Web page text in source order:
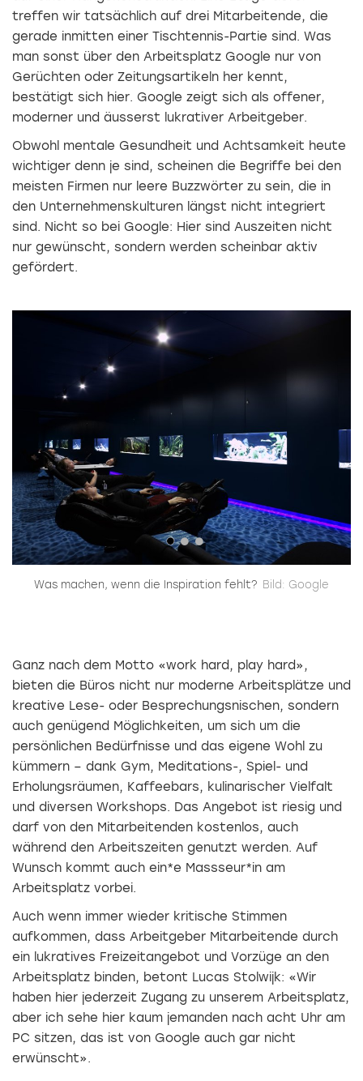
treffen wir tatsächlich auf drei Mitarbeitende, die
gerade inmitten einer Tischtennis-Partie sind. Was
man sonst über den Arbeitsplatz Google nur von
Gerüchten oder Zeitungsartikeln her kennt,
bestätigt sich hier. Google zeigt sich als offener,
moderner und äusserst lukrativer Arbeitgeber.
Obwohl mentale Gesundheit und Achtsamkeit heute
wichtiger denn je sind, scheinen die Begriffe bei den
meisten Firmen nur leere Buzzwörter zu sein, die in
den Unternehmenskulturen längst nicht integriert
sind. Nicht so bei Google: Hier sind Auszeiten nicht
nur gewünscht, sondern werden scheinbar aktiv
gefördert.
Was machen, wenn die Inspiration fehlt? Bild: Google
Ganz nach dem Motto «work hard, play hard»,
bieten die Büros nicht nur moderne Arbeitsplätze und
kreative Lese- oder Besprechungsnischen, sondern
auch genügend Möglichkeiten, um sich um die
persönlichen Bedürfnisse und das eigene Wohl zu
kümmern – dank Gym, Meditations-, Spiel- und
Erholungsräumen, Kaffeebars, kulinarischer Vielfalt
und diversen Workshops. Das Angebot ist riesig und
darf von den Mitarbeitenden kostenlos, auch
während den Arbeitszeiten genutzt werden. Auf
Wunsch kommt auch ein*e Massseur*in am
Arbeitsplatz vorbei.
Auch wenn immer wieder kritische Stimmen
aufkommen, dass Arbeitgeber Mitarbeitende durch
ein lukratives Freizeitangebot und Vorzüge an den
Arbeitsplatz binden, betont Lucas Stolwijk: «Wir
haben hier jederzeit Zugang zu unserem Arbeitsplatz,
aber ich sehe hier kaum jemanden nach acht Uhr am
PC sitzen, das ist von Google auch gar nicht
erwünscht».